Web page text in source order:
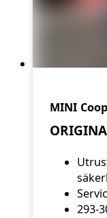
MINI
293-